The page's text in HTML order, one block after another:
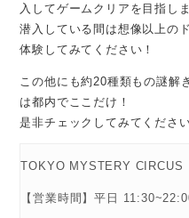
入してゲームクリアを目指しま
潜入している間は想像以上の
体験してみてください！
この他にも約20種類もの謎解
は都内でここだけ！
是非チェックしてみてくださ
TOKYO MYSTERY CIRCUS
【営業時間】平日